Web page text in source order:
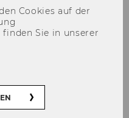
Cookies auf der
Sie in unserer